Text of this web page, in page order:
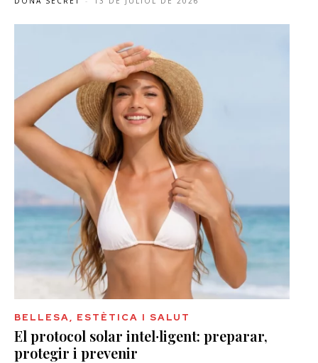
BELLESA, ESTÈTICA I SALUT
El protocol solar intel·ligent: preparar,
protegir i prevenir